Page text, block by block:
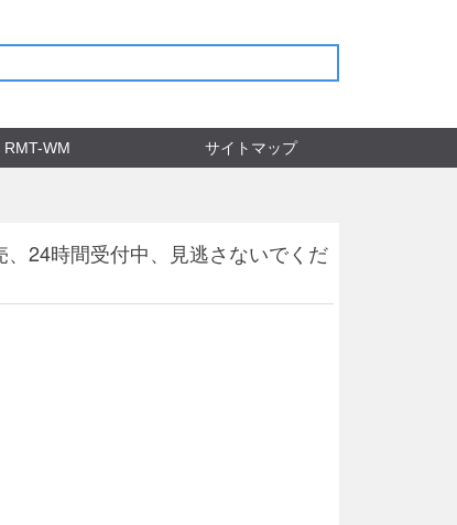
RMT-WM サイトマップ
24時間受付中、見逃さないでくだ